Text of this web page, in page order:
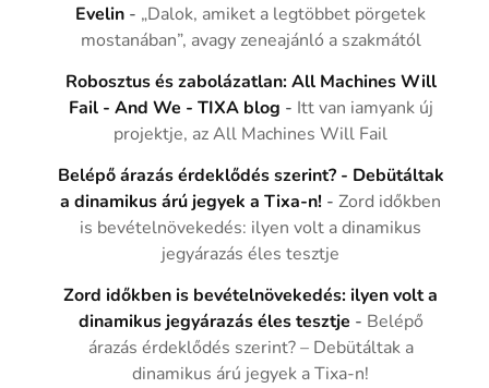
Evelin - „Dalok, amiket a legtöbbet pörgetek
mostanában”, avagy zeneajánló a szakmától
Robosztus és zabolázatlan: All Machines Will
Fail - And We - TIXA blog - Itt van iamyank új
projektje, az All Machines Will Fail
Belépő árazás érdeklődés szerint? - Debütáltak
a dinamikus árú jegyek a Tixa-n! -Zord időkben
is bevételnövekedés: ilyen volt a dinamikus
jegyárazás éles tesztje
Zord időkben is bevételnövekedés: ilyen volt a
dinamikus jegyárazás éles tesztje - Belépő
árazás érdeklődés szerint? – Debütáltak a
dinamikus árú jegyek a Tixa-n!